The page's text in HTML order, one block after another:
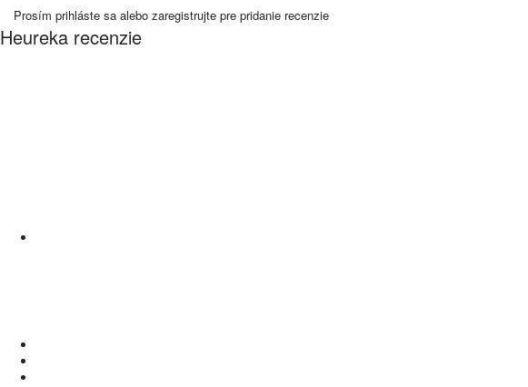
Prosím prihláste sa alebo zaregistrujte pre pridanie recenzie
Heureka recenzie